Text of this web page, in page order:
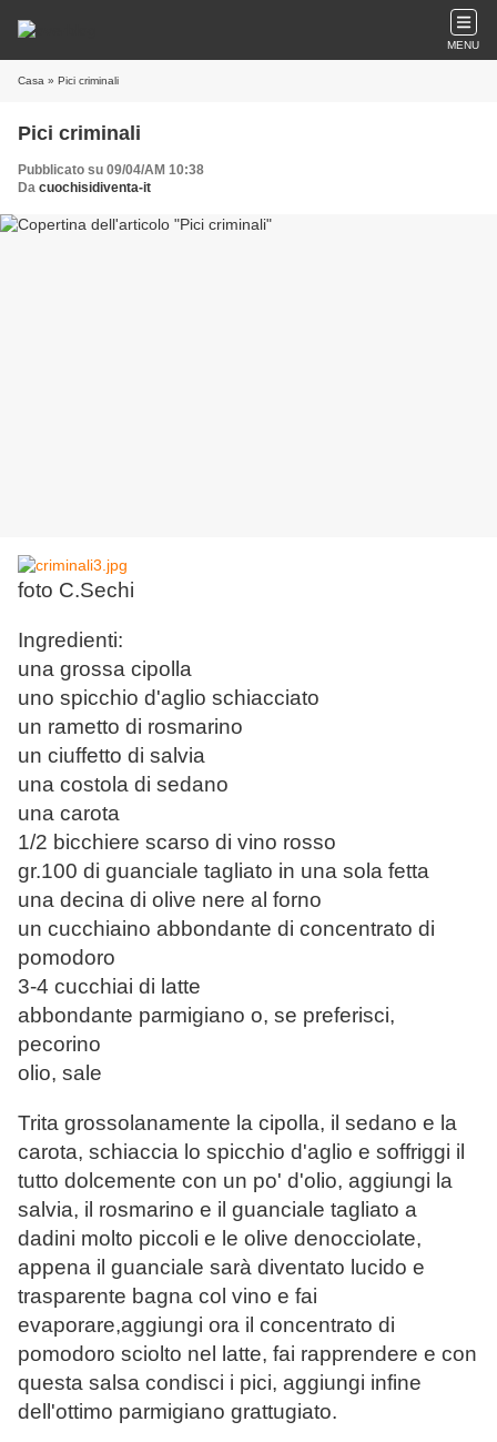
MENU
Casa » Pici criminali
Pici criminali
Pubblicato su 09/04/AM 10:38
Da cuochisidiventa-it
foto C.Sechi
Ingredienti:
una grossa cipolla
uno spicchio d'aglio schiacciato
un rametto di rosmarino
un ciuffetto di salvia
una costola di sedano
una carota
1/2 bicchiere scarso di vino rosso
gr.100 di guanciale tagliato in una sola fetta
una decina di olive nere al forno
un cucchiaino abbondante di concentrato di
pomodoro
3-4 cucchiai di latte
abbondante parmigiano o, se preferisci,
pecorino
olio, sale
Trita grossolanamente la cipolla, il sedano e la
carota, schiaccia lo spicchio d'aglio e soffriggi il
tutto dolcemente con un po' d'olio, aggiungi la
salvia, il rosmarino e il guanciale tagliato a
dadini molto piccoli e le olive denocciolate,
appena il guanciale sarà diventato lucido e
trasparente bagna col vino e fai
evaporare,aggiungi ora il concentrato di
pomodoro sciolto nel latte, fai rapprendere e con
questa salsa condisci i pici, aggiungi infine
dell'ottimo parmigiano grattugiato.